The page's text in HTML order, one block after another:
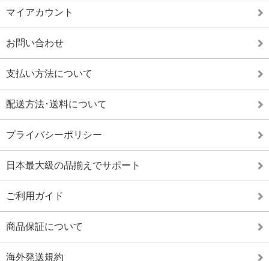
マイアカウント
お問い合わせ
支払い方法について
配送方法･送料について
プライバシーポリシー
日本最大級の品揃えでサポート
ご利用ガイド
商品保証について
海外発送規約